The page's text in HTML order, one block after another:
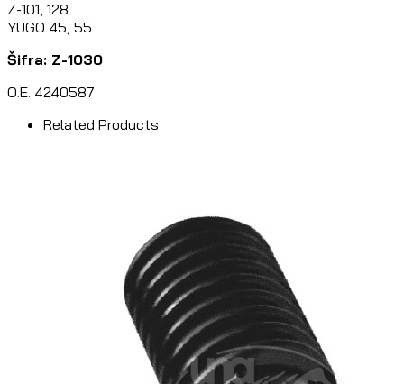
Z-101, 128
YUGO 45, 55
Šifra: Z-1030
O.E. 4240587
Related Products